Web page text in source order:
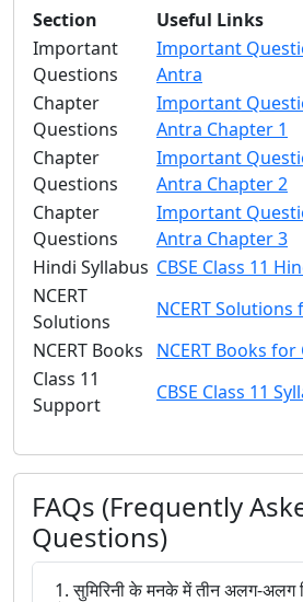
Section
Useful Links
Important
Questions
Important
Antra
Chapter
Questions
Important
Antra Chapter 1
Chapter
Questions
Important
Antra Chapter 2
Chapter
Questions
Important
Antra Chapter 3
Hindi Syllabus CBSE Class 11
NCERT
Solutions
NCERT
NCERT Books
NCERT Books
Class 11
Support
CBSE Class 11
FAQs (Frequently
Questions)
1. सुमिरिनी के मनके में तीन अलग-अलग